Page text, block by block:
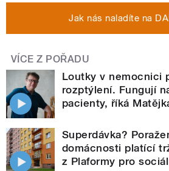
Jak nás naladíte na
VÍCE Z POŘADU
Loutky v nemocnici
rozptýlení. Fungují
pacienty, říká
Superdávka?
domácnosti platící
z Plaformy pro